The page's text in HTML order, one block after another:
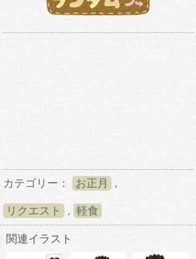
カテゴリー： お正月 ,
リクエスト , 軽食
関連イラスト